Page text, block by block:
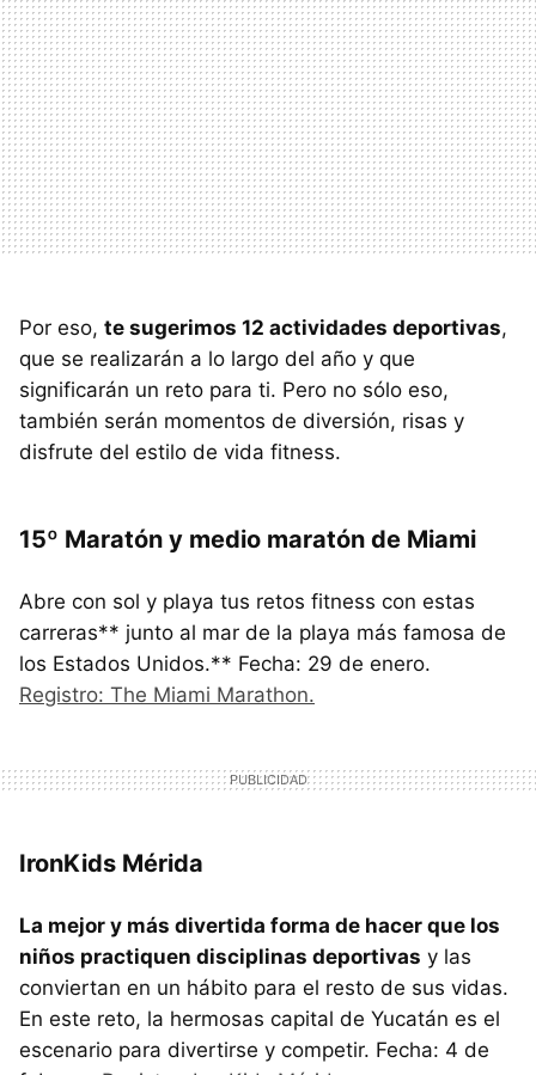
Por eso, te sugerimos 12 actividades deportivas,
que se realizarán a lo largo del año y que
significarán un reto para ti. Pero no sólo eso,
también serán momentos de diversión, risas y
disfrute del estilo de vida fitness.
15º Maratón y medio maratón de Miami
Abre con sol y playa tus retos fitness con estas
carreras** junto al mar de la playa más famosa de
los Estados Unidos.** Fecha: 29 de enero.
Registro: The Miami Marathon.
IronKids Mérida
La mejor y más divertida forma de hacer que los
niños practiquen disciplinas deportivas y las
conviertan en un hábito para el resto de sus vidas.
En este reto, la hermosas capital de Yucatán es el
escenario para divertirse y competir. Fecha: 4 de